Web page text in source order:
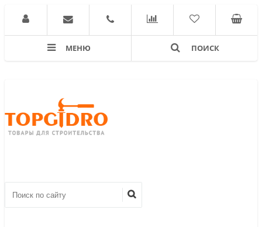
МЕНЮ ПОИСК